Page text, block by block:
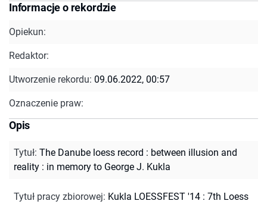
Informacje o rekordzie
Opiekun:
Redaktor:
Utworzenie rekordu: 09.06.2022, 00:57
Oznaczenie praw:
Opis
Tytuł: The Danube loess record : between illusion and
reality : in memory to George J. Kukla
Tytuł pracy zbiorowej: Kukla LOESSFEST '14 : 7th Loess